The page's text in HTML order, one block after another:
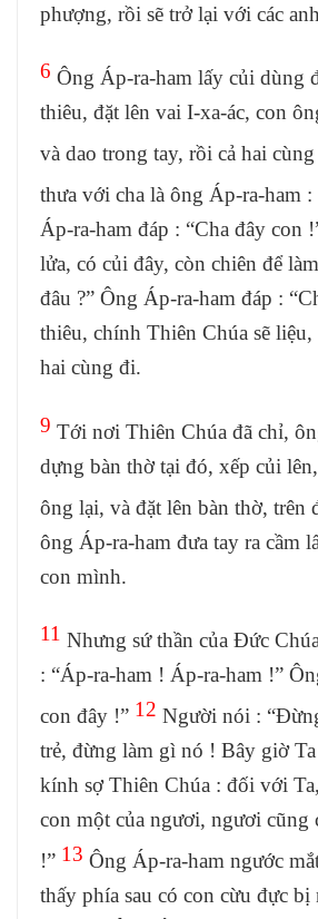
phượng, rồi sẽ trở lại với các
6 Ông Áp-ra-ham lấy củi dùng
thiêu, đặt lên vai I-xa-ác, con
và dao trong tay, rồi cả hai
thưa với cha là ông Áp-ra-ham :
Áp-ra-ham đáp : “Cha đây con
lửa, có củi đây, còn chiên để
đâu ?” Ông Áp-ra-ham đáp :
thiêu, chính Thiên Chúa sẽ liệu,
hai cùng đi.
9 Tới nơi Thiên Chúa đã chỉ,
dựng bàn thờ tại đó, xếp củi
ông lại, và đặt lên bàn thờ, trên
ông Áp-ra-ham đưa tay ra cầm
con mình.
11 Nhưng sứ thần của Đức
: “Áp-ra-ham ! Áp-ra-ham !”
con đây !” 12 Người nói :
trẻ, đừng làm gì nó ! Bây giờ
kính sợ Thiên Chúa : đối với
con một của ngươi, ngươi cũng
!” 13 Ông Áp-ra-ham ngước
thấy phía sau có con cừu đực bị